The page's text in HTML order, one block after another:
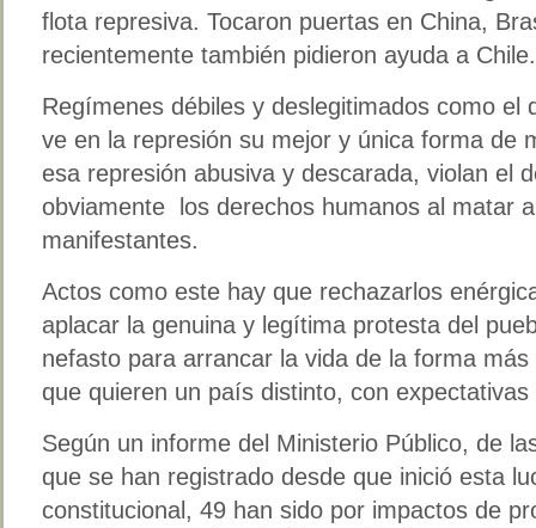
flota represiva. Tocaron puertas en China,
recientemente también pidieron ayuda a Chile.
Regímenes débiles y deslegitimados como el
ve en la represión su mejor y única forma de
esa represión abusiva y descarada, violan el
obviamente los derechos humanos al matar
manifestantes.
Actos como este hay que rechazarlos
aplacar la genuina y legítima protesta del
nefasto para arrancar la vida de la forma
que quieren un país distinto, con
Según un informe del Ministerio Público, de
que se han registrado desde que inició esta
constitucional, 49 han sido por impactos de